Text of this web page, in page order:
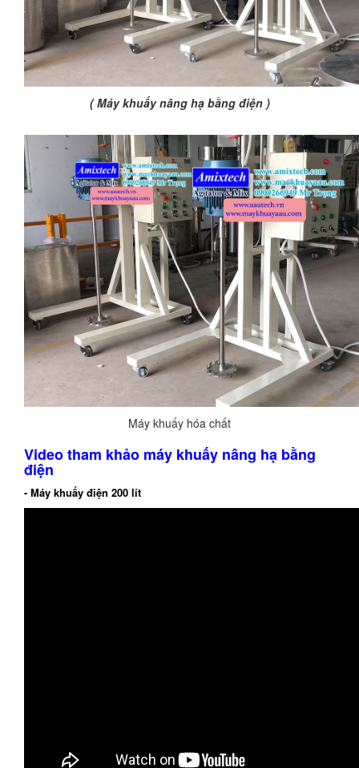
( Máy khuấy nâng hạ bằng điện )
Máy khuấy hóa chất
Video tham khảo máy khuấy nâng hạ bằng
điện
- Máy khuấy điện 200 lít